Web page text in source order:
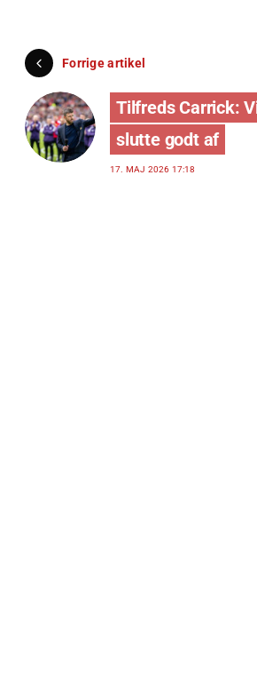
Forrige artikel
Tilfreds Carrick:
slutte godt af
17. MAJ 2026 17:18